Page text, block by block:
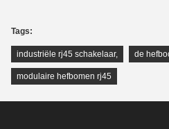
Tags:
industriële rj45 schakelaar, de
modulaire hefbomen rj45